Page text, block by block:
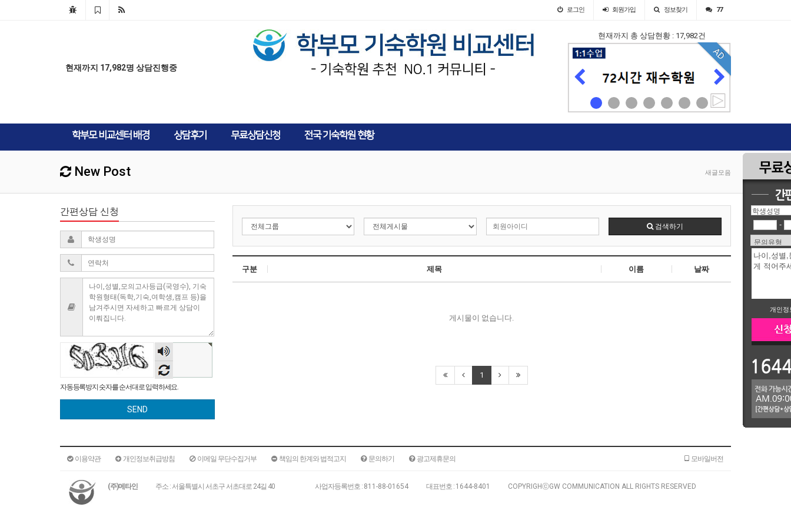
-
개인
로그인 회원가입 정보찾기 77
현재까지 17,982명 상담진행중
현재까지 총 상담현황 : 17,982건
AD AD
학부모 비교센터 배경 상담후기 무료상담신청 전국 기숙학원 현황
New Post 새글모음
검색하기
구분 제목 이름 날짜
게시물이 없습니다.
1
간편상담 신청
숫자
듣기
자동등록방지 숫자를 순서대로 입력하세요.
SEND
이용약관 개인정보취급방침 이메일 무단수집거부 책임의 한계와 법적고지 문의하기 광고제휴문의 모바일버전
(주)메타인 주소 : 서울특별시 서초구 서초대로 24길 40 사업자등록번호 : 811-88-01654 대표번호 : 1644-8401 COPYRIGHⓒGW COMMUNICATION ALL RIGHTS RESERVED